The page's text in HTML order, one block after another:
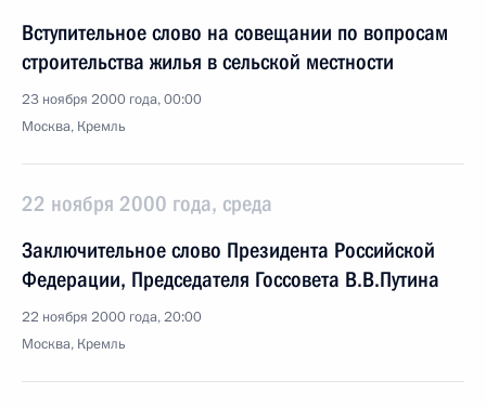
Вступительное слово на совещании по вопросам
строительства жилья в сельской местности
23 ноября 2000 года, 00:00
Москва, Кремль
22 ноября 2000 года, среда
Заключительное слово Президента Российской
Федерации, Председателя Госсовета В.В.Путина
22 ноября 2000 года, 20:00
Москва, Кремль